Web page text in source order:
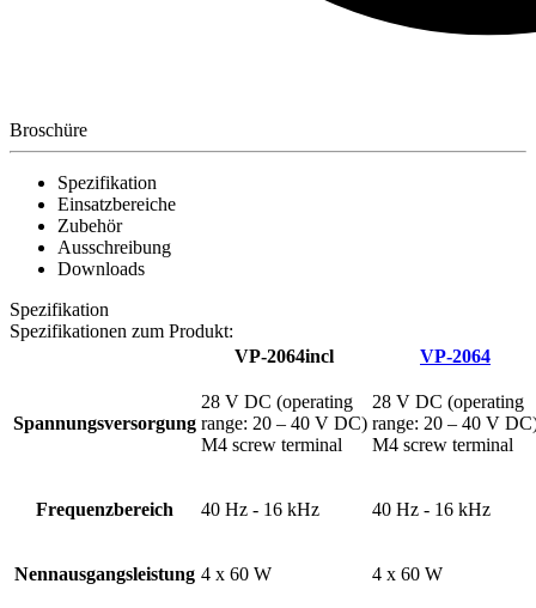
Broschüre
Spezifikation
Einsatzbereiche
Zubehör
Ausschreibung
Downloads
Spezifikation
Spezifikationen zum Produkt:
VP-2064incl
VP-2064
Spannungsversorgung
28 V DC (operating
range: 20 – 40 V DC)
M4 screw terminal
28 V DC (operating
range: 20 – 40 V
M4 screw terminal
Frequenzbereich 40 Hz - 16 kHz 40 Hz - 16 kHz
Nennausgangsleistung 4 x 60 W 4 x 60 W